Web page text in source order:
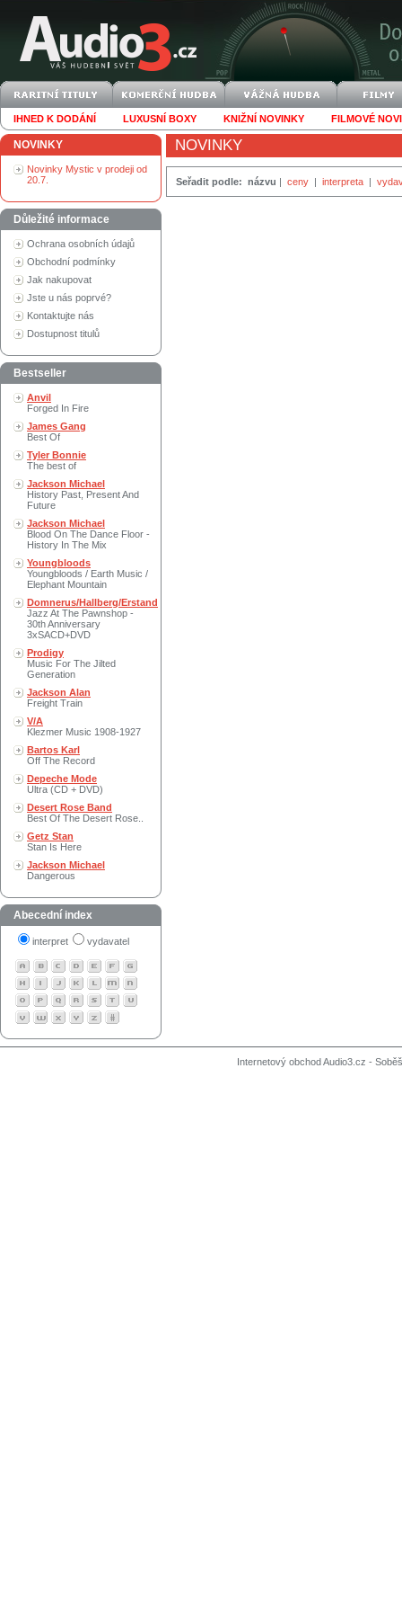
IHNED K DODÁNÍ LUXUSNÍ BOXY KNIŽNÍ NOVINKY FILMOVÉ
NOVINKY
Novinky Mystic v prodeji od
20.7.
Důležité informace
Ochrana osobních údajů
Obchodní podmínky
Jak nakupovat
Jste u nás poprvé?
Kontaktujte nás
Dostupnost titulů
Bestseller
Anvil
Forged In Fire
James Gang
Best Of
Tyler Bonnie
The best of
Jackson Michael
History Past, Present And
Future
Jackson Michael
Blood On The Dance Floor -
History In The Mix
Youngbloods
Youngbloods / Earth Music /
Elephant Mountain
Domnerus/Hallberg/Erstand
Jazz At The Pawnshop -
30th Anniversary
3xSACD+DVD
Prodigy
Music For The Jilted
Generation
Jackson Alan
Freight Train
V/A
Klezmer Music 1908-1927
Bartos Karl
Off The Record
Depeche Mode
Ultra (CD + DVD)
Desert Rose Band
Best Of The Desert Rose..
Getz Stan
Stan Is Here
Jackson Michael
Dangerous
Abecední index
interpret vydavatel
NOVINKY
Seřadit podle: názvu | ceny | interpreta |
Internetový obchod Audio3.cz -